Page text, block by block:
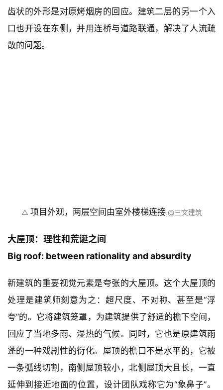
齿状的外形是对原烤烟房的回应。建筑二层的另一个入
口也开设在东侧，并用连桥与道路联通，解决了人流疏
散的问题。
Big roof: between rationality and absurdity
处理是建筑师刻意为之：超尺度、不对称、甚至是“浮
夸”的。它将建筑笼罩，为建筑提供了舒适的檐下空间，
回应了当地多雨、湿热的气候。同时，它也是原建筑雨
蓬的一种戏剧性的衍化。屋顶的檐口不是水平的，它被
一条弧线切割，南侧屋顶较小，北侧屋顶大且长，一直
延伸到接近地面的位置，设计团队戏称它为“象鼻子”。
连接一层和二层的室外楼梯在此处穿越屋顶，形成了戏